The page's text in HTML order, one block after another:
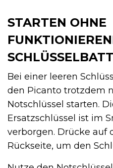
STARTEN OHNE
Bei einer leeren
den Picanto trotzdem
Notschlüssel starten.
Ersatzschlüssel ist im
verborgen. Drücke auf
Rückseite, um den